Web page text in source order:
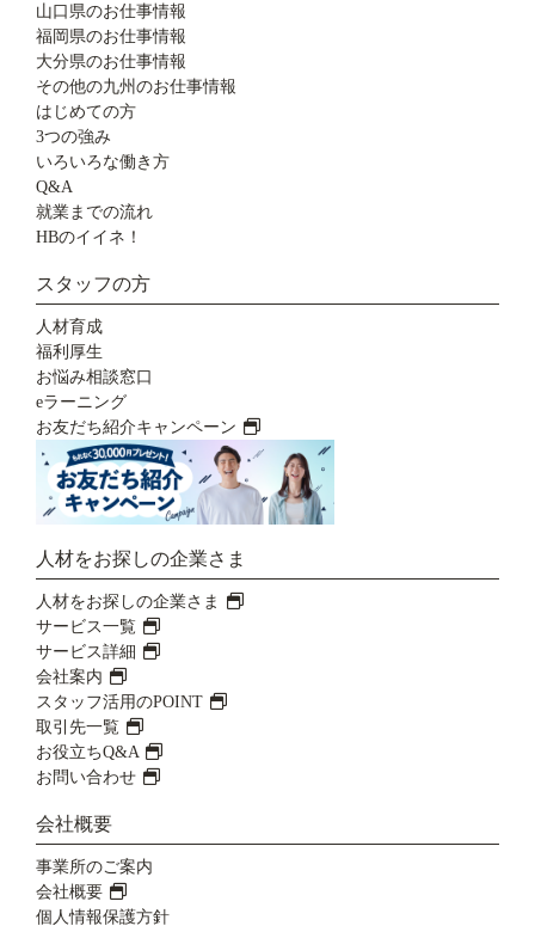
山口県のお仕事情報
福岡県のお仕事情報
大分県のお仕事情報
その他の九州のお仕事情報
はじめての方
3つの強み
いろいろな働き方
Q&A
就業までの流れ
HBのイイネ！
スタッフの方
人材育成
福利厚生
お悩み相談窓口
eラーニング
お友だち紹介キャンペーン
人材をお探しの企業さま
人材をお探しの企業さま
サービス一覧
サービス詳細
会社案内
スタッフ活用のPOINT
取引先一覧
お役立ちQ&A
お問い合わせ
会社概要
事業所のご案内
会社概要
個人情報保護方針